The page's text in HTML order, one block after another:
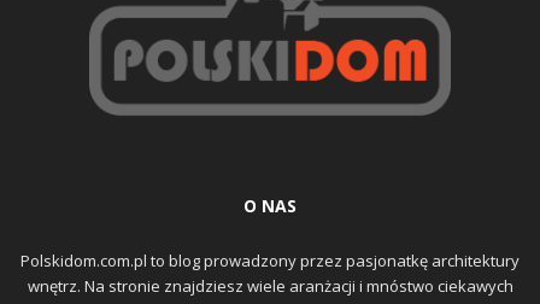
O NAS
Polskidom.com.pl to blog prowadzony przez pasjonatkę architektury
wnętrz. Na stronie znajdziesz wiele aranżacji i mnóstwo ciekawych